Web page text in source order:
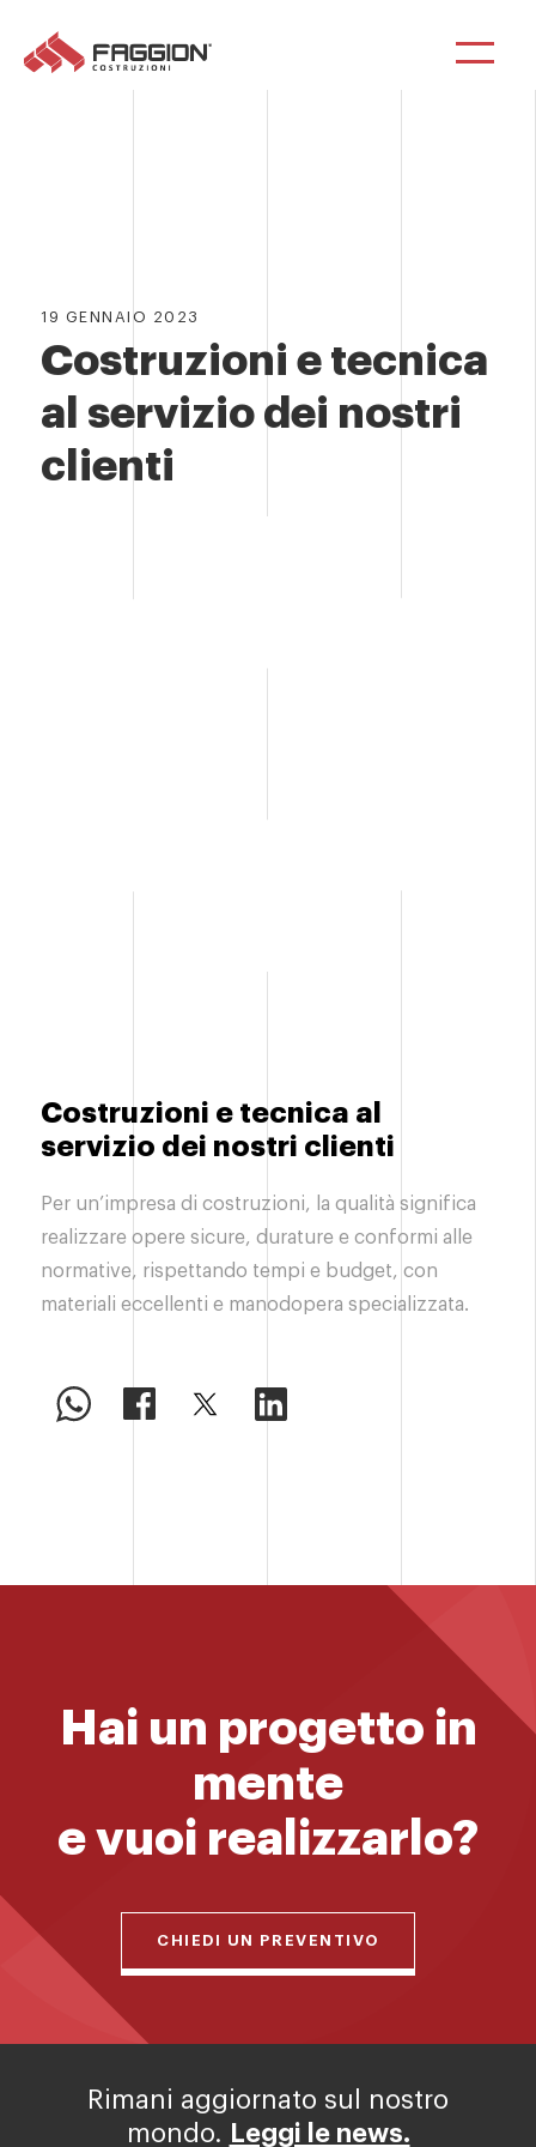
19 GENNAIO 2023
Costruzioni e tecnica
al servizio dei nostri
clienti
Costruzioni e tecnica al
servizio dei nostri clienti
Per un’impresa di costruzioni, la qualità significa
realizzare opere sicure, durature e conformi alle
normative, rispettando tempi e budget, con
materiali eccellenti e manodopera specializzata.
Hai un progetto in
mente
e vuoi realizzarlo?
CHIEDI UN PREVENTIVO
Rimani aggiornato sul nostro
mondo. Leggi le news.